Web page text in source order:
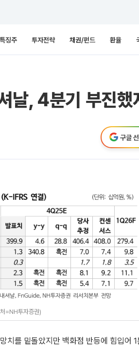
특징주 투자전략 채권/펀드 환율
날, 4분기 부진
구글
=NH투자증권)
를 밑돌았지만 백화점 반등에 힘입어